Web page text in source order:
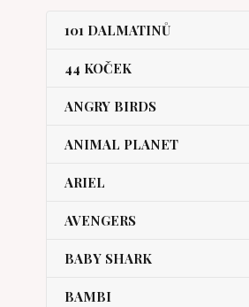
101 DALMATINŮ
44 KOČEK
ANGRY BIRDS
ANIMAL PLANET
ARIEL
AVENGERS
BABY SHARK
BAMBI